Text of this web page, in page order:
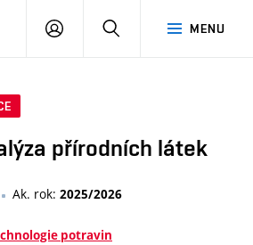
MENU
PŘIHLÁSIT
přírodních látek
Ak. rok: 2025/2026
potravin